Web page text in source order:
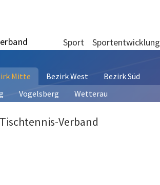
Sport Sportentwicklung
Mitte Bezirk West
Bezirk Süd
Vogelsberg Wetterau
Verband